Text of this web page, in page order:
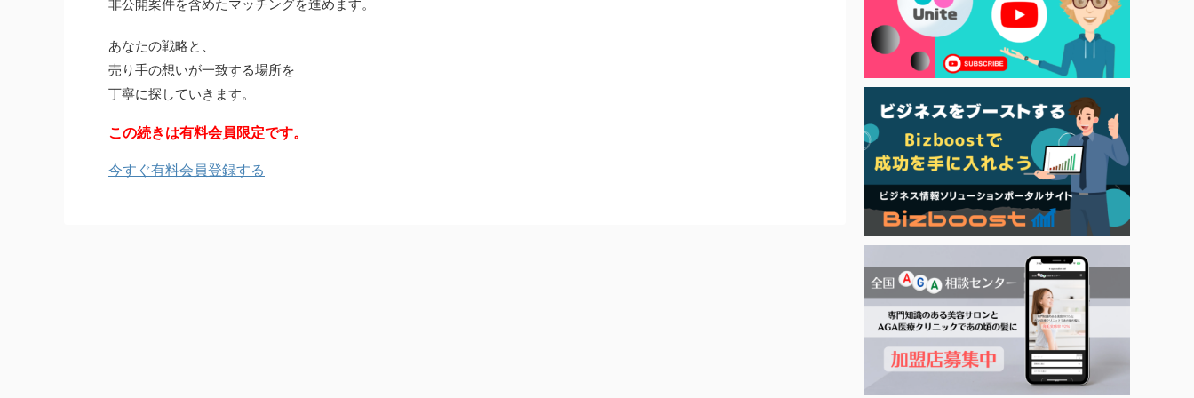
非公開案件を含めたマッチングを進めます。
あなたの戦略と、
売り手の想いが一致する場所を
丁寧に探していきます。
この続きは有料会員限定です。
今すぐ有料会員登録する